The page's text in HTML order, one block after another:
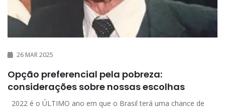
26 MAR 2025
Opção preferencial pela pobreza:
considerações sobre nossas escolhas
2022 é o ÚLTIMO ano em que o Brasil terá uma chance de